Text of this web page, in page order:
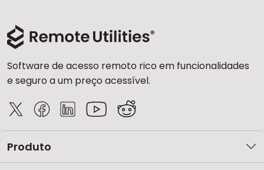
Software de acesso remoto rico em funcionalidades
e seguro a um preço acessível.
Produto